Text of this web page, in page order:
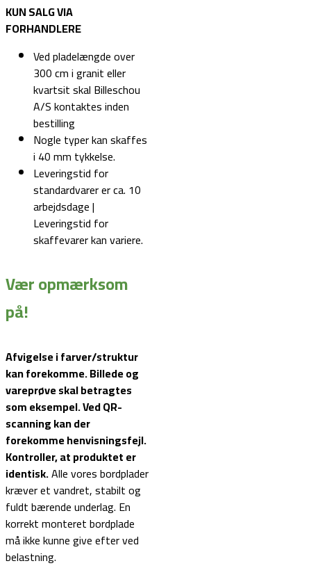
KUN SALG VIA
FORHANDLERE
Ved pladelængde over
300 cm i granit eller
kvartsit skal Billeschou
A/S kontaktes inden
bestilling
Nogle typer kan skaffes
i 40 mm tykkelse.
Leveringstid for
standardvarer er ca. 10
arbejdsdage |
Leveringstid for
skaffevarer kan variere.
Vær opmærksom
på!
Afvigelse i farver/struktur
kan forekomme. Billede og
vareprøve skal betragtes
som eksempel.Ved QR-
scanning kan der
forekomme henvisningsfejl.
Kontroller, at produktet er
identisk.Alle vores bordplader
kræver et vandret, stabilt og
fuldt bærende underlag. En
korrekt monteret bordplade
må ikke kunne give efter ved
belastning.